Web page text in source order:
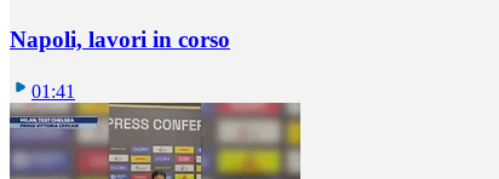
Napoli, lavori in corso
01:41